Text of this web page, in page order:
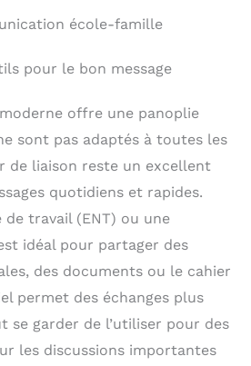
école-famille
pour le bon message
offre une panoplie
sont pas adaptés à toutes les
de liaison reste un excellent
quotidiens et rapides.
de travail (ENT) ou une
idéal pour partager des
des documents ou le cahier
permet des échanges plus
se garder de l’utiliser pour des
les discussions importantes